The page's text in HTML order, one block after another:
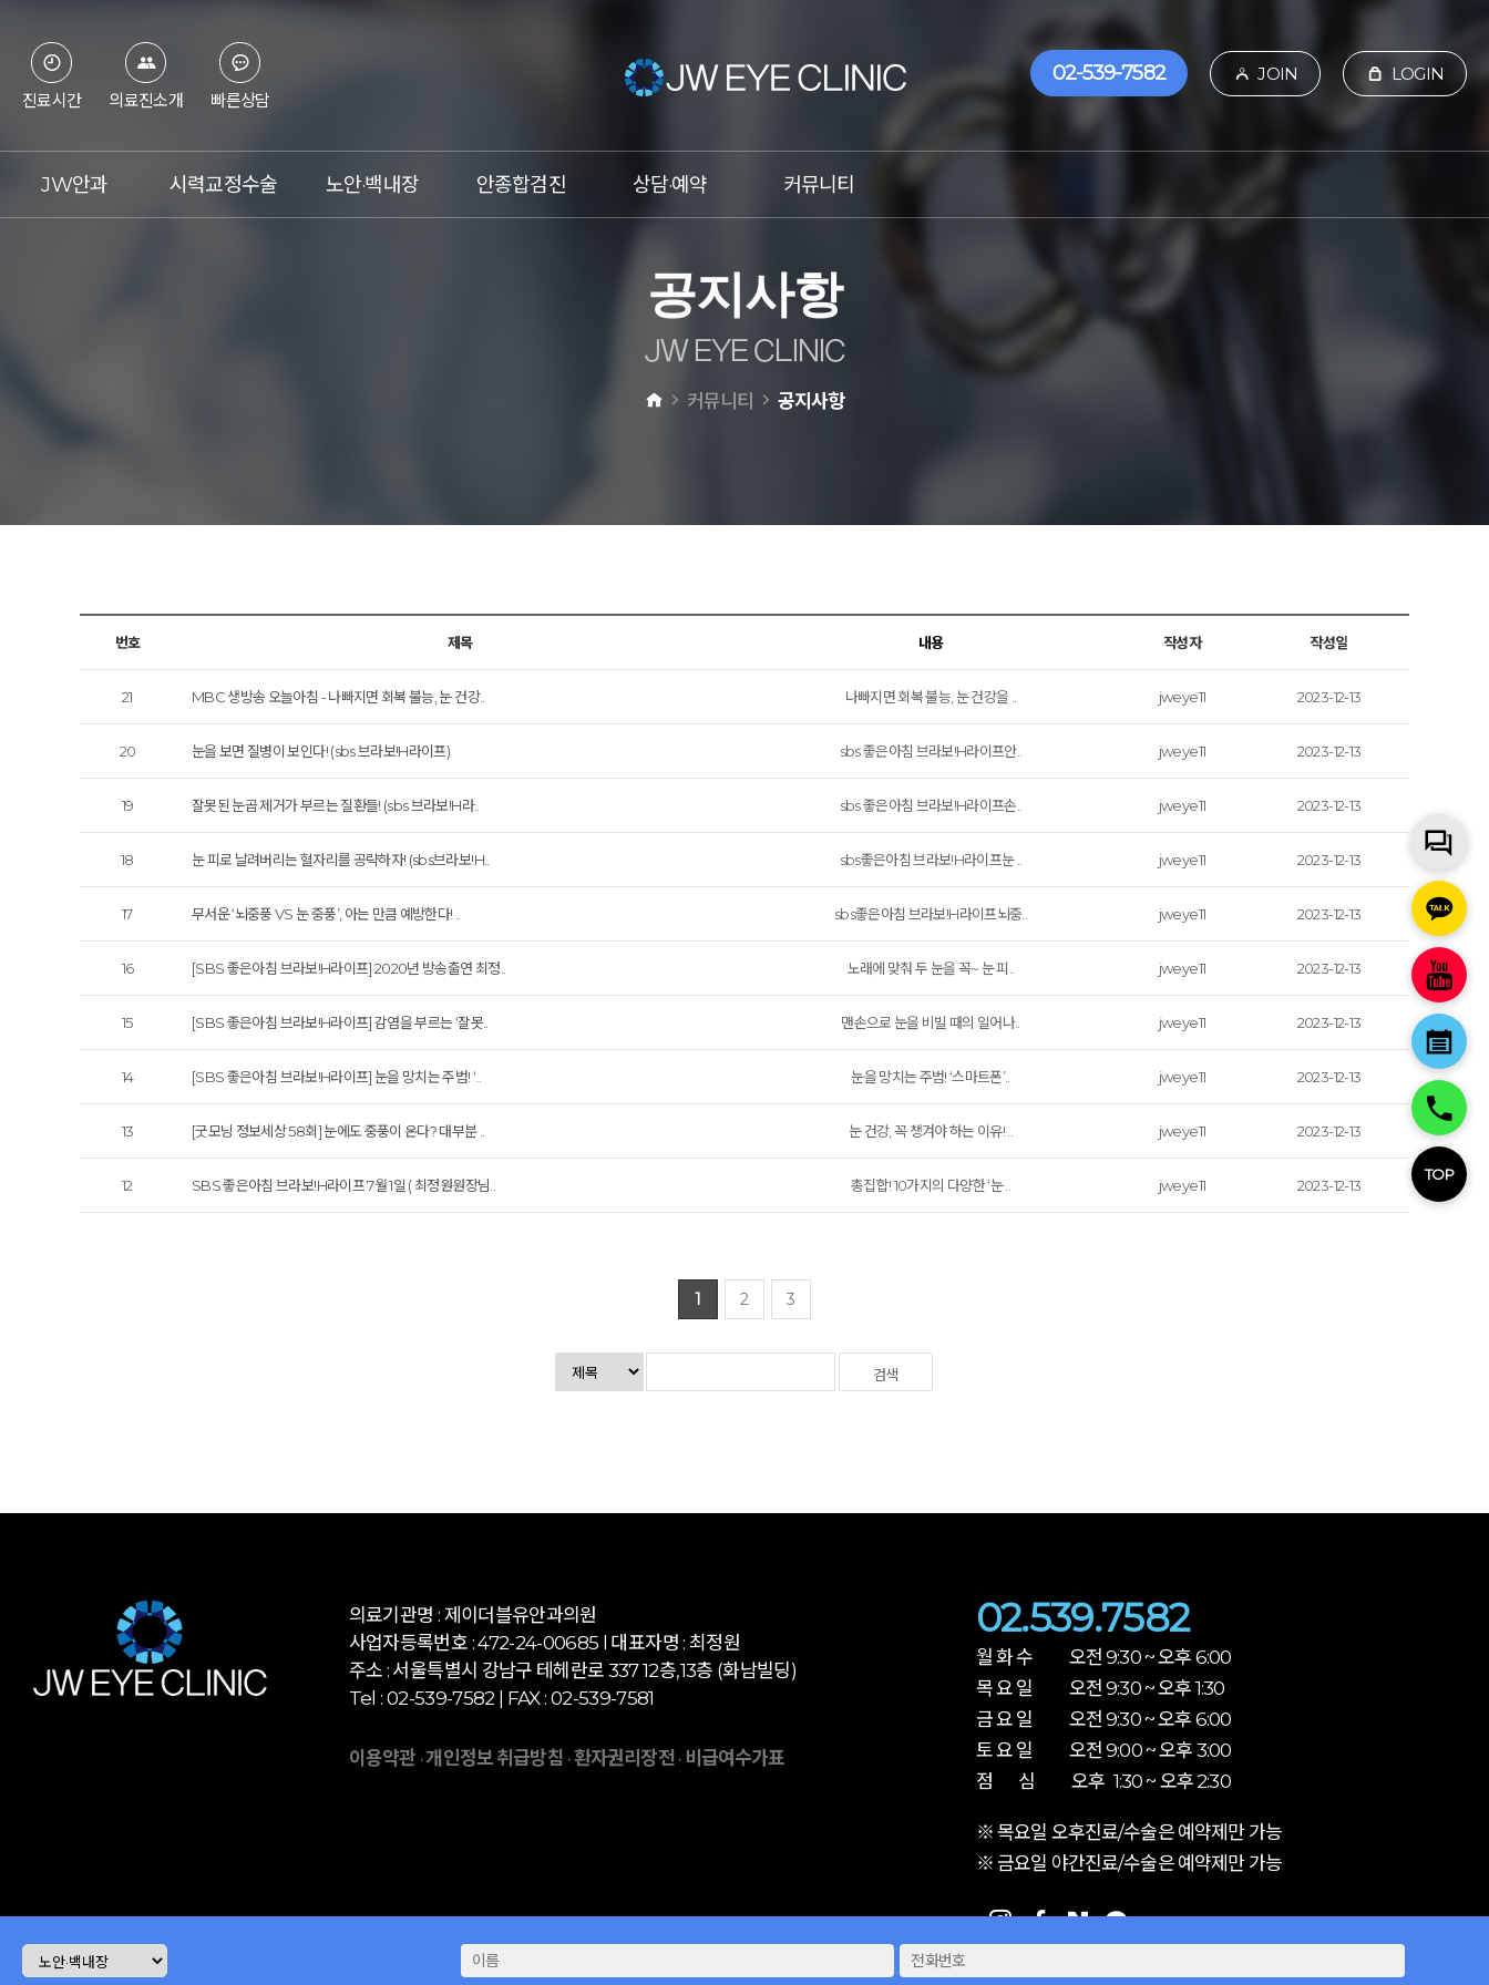
진료시간 의료진소개 빠른상담
02-539-7582 JOIN LOGIN
JW안과 시력교정수술 노안·백내장 안종합검진 상담·예약
온라인예약
카톡상담
전화상담
커뮤니티
언론속의 JW안과
JW스타
TOP
공지 사항
JW EYE CL N C
커뮤니티 공지사항
번호 제목 내용 작성자 작성일
21 MBC 생방송 오늘아침 - 나빠지면 회복 불능, 눈 건강.. 나빠지면 회복 불능, 눈 건강을 .. jweye11 2023-12-13
20 눈을 보면 질병이 보인다! (sbs 브라보!H라이프) sbs 좋은아침 브라보!H라이프안.. jweye11 2023-12-13
19 잘못된 눈곱 제거가 부르는 질환들! (sbs 브라보!H라.. sbs 좋은아침 브라보!H라이프손.. jweye11 2023-12-13
18 눈 피로 날려버리는 혈자리를 공략하자! (sbs브라보!H.. sbs좋은아침 브라보!H라이프눈 .. jweye11 2023-12-13
17 무서운 ‘뇌중풍 VS 눈 중풍’, 아는 만큼 예방한다! .. sbs좋은아침 브라보!H라이프뇌중.. jweye11 2023-12-13
16 [SBS 좋은아침 브라보!H라이프] 2020년 방송출연 최정.. 노래에 맞춰 두 눈을 꼭~ 눈 피.. jweye11 2023-12-13
15 [SBS 좋은아침 브라보!H라이프] 감염을 부르는 ‘잘못.. 맨손으로 눈을 비빌 때의 일어나.. jweye11 2023-12-13
14 [SBS 좋은아침 브라보!H라이프] 눈을 망치는 주범! ‘.. 눈을 망치는 주범! ‘스마트폰’.. jweye11 2023-12-13
13 [굿모닝 정보세상 58회] 눈에도 중풍이 온다? 대부분 .. 눈 건강, 꼭 챙겨야 하는 이유! .. jweye11 2023-12-13
12 SBS 좋은아침 브라보!H라이프 7월 1일 ( 최정원원장님.. 총집합! 10가지의 다양한 ‘눈 .. jweye11 2023-12-13
1 2 3
의료기관명 : 제이더블유안과의원
사업자등록번호 : 472-24-00685 l 대표자명 : 최정원
주소 : 서울특별시 강남구 테헤란로 337 12층,13층 (화남빌딩)
Tel : 02-539-7582 | FAX : 02-539-7581
이용약관 ·개인정보 취급방침 ·환자권리장전 · 비급여수가표
02.539.7582
월 화 수 오전 9:30 ~ 오후 6:00
목 요 일 오전 9:30 ~ 오후 1:30
금 요 일 오전 9:30 ~ 오후 6:00
토 요 일 오전 9:00 ~ 오후 3:00
점 심 오후 1:30 ~ 오후 2:30
※ 목요일 오후진료/수술은 예약제만 가능
※ 금요일 야간진료/수술은 예약제만 가능